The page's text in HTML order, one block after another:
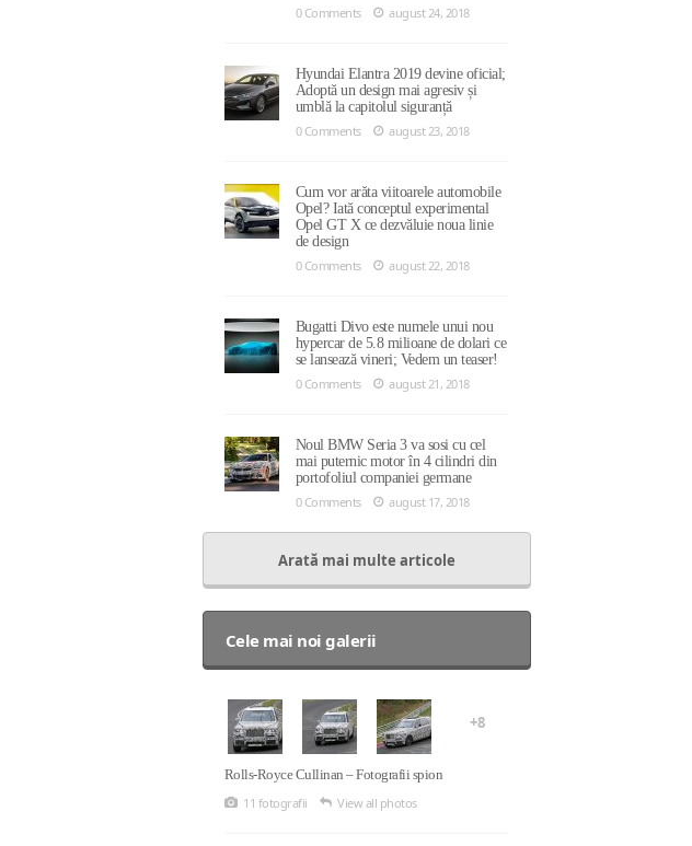
0 Comments
august 24, 2018
Hyundai Elantra 2019 devine oficial;
Adoptă un design mai agresiv și
umblă la capitolul siguranță
0 Comments
august 23, 2018
Cum vor arăta viitoarele automobile
Opel? Iată conceptul experimental
Opel GT X ce dezvăluie noua linie
de design
0 Comments
august 22, 2018
Bugatti Divo este numele unui nou
hypercar de 5.8 milioane de dolari ce
se lansează vineri; Vedem un teaser!
0 Comments
august 21, 2018
Noul BMW Seria 3 va sosi cu cel
mai puternic motor în 4 cilindri din
portofoliul companiei germane
0 Comments
august 17, 2018
Arată mai multe articole
Cele mai noi galerii
+8
Rolls-Royce Cullinan – Fotografii spion
11 fotografii
View all photos